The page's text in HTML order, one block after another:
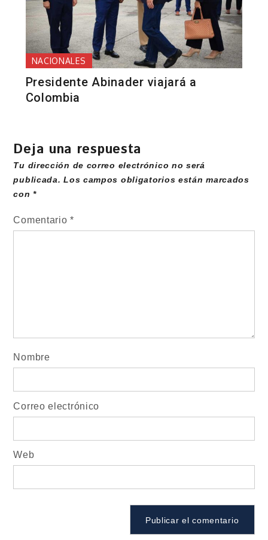
NACIONALES
Presidente Abinader viajará a
Colombia
Deja una respuesta
Tu dirección de correo electrónico no será
publicada. Los campos obligatorios están marcados
con*
Comentario*
Nombre
Correo electrónico
Web